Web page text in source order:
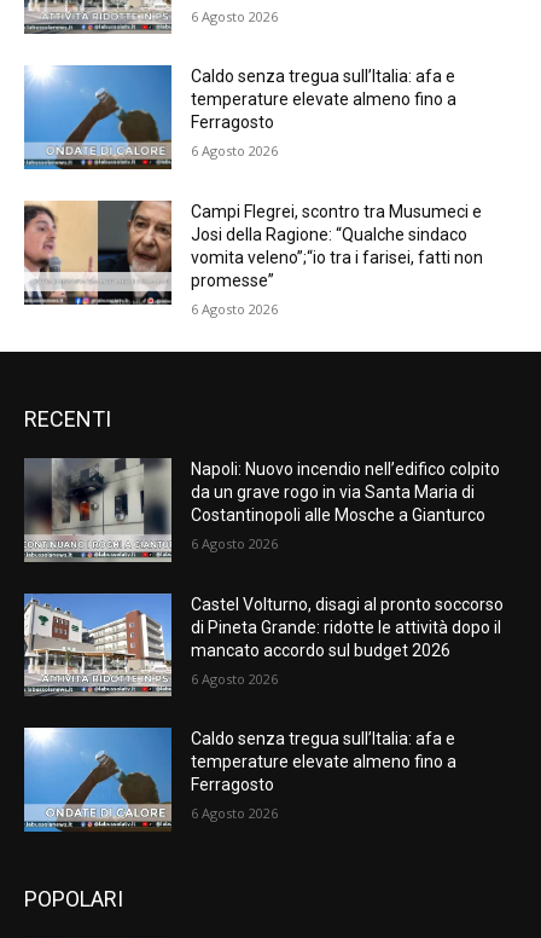
6 Agosto 2026
Caldo senza tregua sull’Italia: afa e
temperature elevate almeno fino a
Ferragosto
6 Agosto 2026
Campi Flegrei, scontro tra Musumeci e
Josi della Ragione: “Qualche sindaco
vomita veleno”;“io tra i farisei, fatti non
promesse”
6 Agosto 2026
RECENTI
Napoli: Nuovo incendio nell’edifico colpito
da un grave rogo in via Santa Maria di
Costantinopoli alle Mosche a Gianturco
6 Agosto 2026
Castel Volturno, disagi al pronto soccorso
di Pineta Grande: ridotte le attività dopo il
mancato accordo sul budget 2026
6 Agosto 2026
Caldo senza tregua sull’Italia: afa e
temperature elevate almeno fino a
Ferragosto
6 Agosto 2026
POPOLARI